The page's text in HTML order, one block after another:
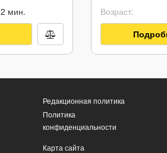
2 мин.
Возраст:
Редакционная политика
Политика
конфиденциальности
Карта сайта